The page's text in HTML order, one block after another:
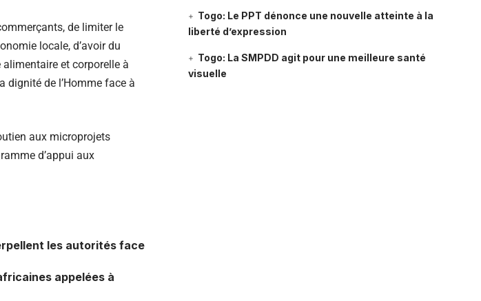
de limiter le
locale, d’avoir du
alimentaire et corporelle à
dignité de l’Homme face à
aux microprojets
d’appui aux
les autorités face
appelées à
Togo: Le PPT dénonce une nouvelle atteinte à la
liberté d’expression
Togo: La SMPDD agit pour une meilleure santé
visuelle